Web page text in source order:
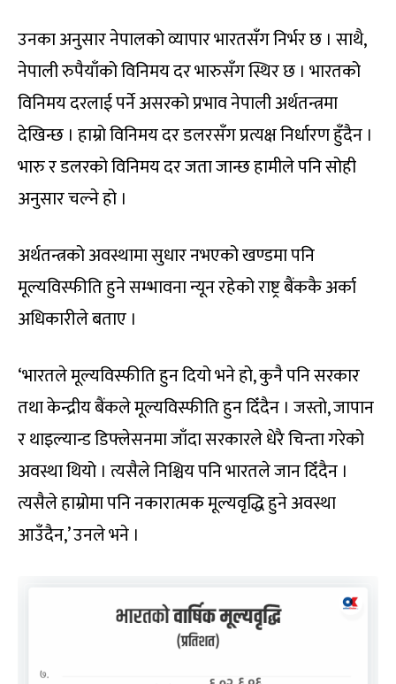
उनका अनुसार नेपालको व्यापार भारतसँग निर्भर छ । साथै,
नेपाली रुपैयाँको विनिमय दर भारुसँग स्थिर छ । भारतको
विनिमय दरलाई पर्ने असरको प्रभाव नेपाली अर्थतन्त्रमा
देखिन्छ । हाम्रो विनिमय दर डलरसँग प्रत्यक्ष निर्धारण हुँदैन ।
भारु र डलरको विनिमय दर जता जान्छ हामीले पनि सोही
अनुसार चल्ने हो ।
अर्थतन्त्रको अवस्थामा सुधार नभएको खण्डमा पनि
मूल्यविस्फीति हुने सम्भावना न्यून रहेको राष्ट्र बैंककै अर्का
अधिकारीले बताए ।
‘भारतले मूल्यविस्फीति हुन दियो भने हो, कुनै पनि सरकार
तथा केन्द्रीय बैंकले मूल्यविस्फीति हुन दिँदैन । जस्तो, जापान
र थाइल्यान्ड डिफ्लेसनमा जाँदा सरकारले धेरै चिन्ता गरेको
अवस्था थियो । त्यसैले निश्चिय पनि भारतले जान दिँदैन ।
त्यसैले हाम्रोमा पनि नकारात्मक मूल्यवृद्धि हुने अवस्था
आउँदैन,’ उनले भने ।